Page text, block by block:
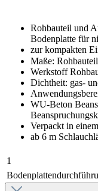
Rohbauteil und
Bodenplatte für
zur kompakten
Maße:
Werkstoff
Dichtheit: gas-
WU-Beton
Verpackt in
ab 6 m
1